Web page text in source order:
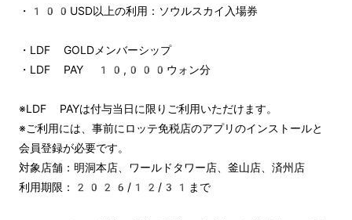
・100USD以上の利用：ソウルスカイ入場券
・LDF GOLDメンバーシップ
・LDF PAY 10,000ウォン分
※LDF PAYは付与当日に限りご利用いただけます。
※ご利用には、事前にロッテ免税店のアプリのインストールと
会員登録が必要です。
対象店舗：明洞本店、ワールドタワー店、釜山店、済州店
利用期限：2026/12/31まで